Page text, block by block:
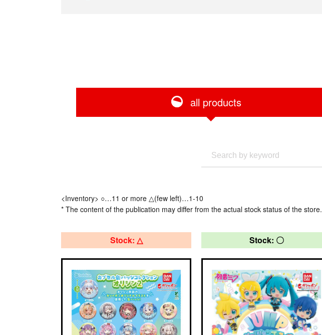
all products
<Inventory> ○…11 or more △(few left)…1-10
* The content of the publication may differ from the actual stock status of the store.
Stock: △ Stock: 〇